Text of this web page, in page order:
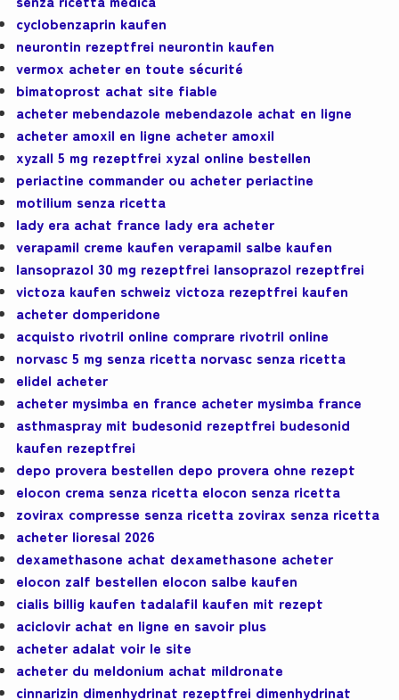
cyclobenzaprin kaufen
neurontin rezeptfrei neurontin kaufen
vermox acheter en toute sécurité
bimatoprost achat site fiable
acheter mebendazole mebendazole achat en ligne
acheter amoxil en ligne acheter amoxil
xyzall 5 mg rezeptfrei xyzal online bestellen
periactine commander ou acheter periactine
motilium senza ricetta
lady era achat france lady era acheter
verapamil creme kaufen verapamil salbe kaufen
lansoprazol 30 mg rezeptfrei lansoprazol rezeptfrei
victoza kaufen schweiz victoza rezeptfrei kaufen
acheter domperidone
acquisto rivotril online comprare rivotril online
norvasc 5 mg senza ricetta norvasc senza ricetta
elidel acheter
acheter mysimba en france acheter mysimba france
asthmaspray mit budesonid rezeptfrei budesonid
kaufen rezeptfrei
depo provera bestellen depo provera ohne rezept
elocon crema senza ricetta elocon senza ricetta
zovirax compresse senza ricetta zovirax senza ricetta
acheter lioresal 2026
dexamethasone achat dexamethasone acheter
elocon zalf bestellen elocon salbe kaufen
cialis billig kaufen tadalafil kaufen mit rezept
aciclovir achat en ligne en savoir plus
acheter adalat voir le site
acheter du meldonium achat mildronate
cinnarizin dimenhydrinat rezeptfrei dimenhydrinat